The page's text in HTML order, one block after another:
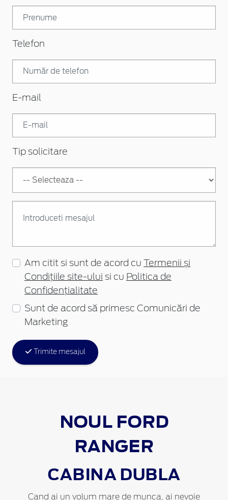
Telefon
E-mail
Tip solicitare
Am citit si sunt de acord cu
Termenii și
Condițiile site-ului si cu Politica de
Confidențialitate
Sunt de acord să primesc Comunicări de
Marketing
Trimite mesajul
NOUL FORD
RANGER
CABINA DUBLA
Cand ai un volum mare de munca, ai nevoie